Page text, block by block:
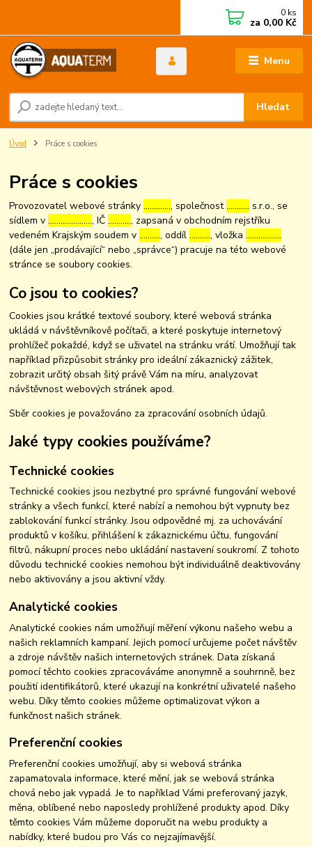
Menu
Hledat
0 ks
za 0,00 Kč
Úvod Práce s cookies
Práce s cookies
Provozovatel webové stránky…………., společnost……….. s.r.o., se
sídlem v…………………, IČ……….., zapsaná v obchodním rejstříku
vedeném Krajským soudem v………., oddíl………., vložka……………..
(dále jen „prodávající“ nebo „správce“) pracuje na této webové
stránce se soubory cookies.
Co jsou to cookies?
Cookies jsou krátké textové soubory, které webová stránka
ukládá v návštěvníkově počítači, a které poskytuje internetový
prohlížeč pokaždé, když se uživatel na stránku vrátí. Umožňují tak
například přizpůsobit stránky pro ideální zákaznický zážitek,
zobrazit určitý obsah šitý právě Vám na míru, analyzovat
návštěvnost webových stránek apod.
Sběr cookies je považováno za zpracování osobních údajů.
Jaké typy cookies používáme?
Technické cookies
Technické cookies jsou nezbytné pro správné fungování webové
stránky a všech funkcí, které nabízí a nemohou být vypnuty bez
zablokování funkcí stránky. Jsou odpovědné mj. za uchovávání
produktů v košíku, přihlášení k zákaznickému účtu, fungování
filtrů, nákupní proces nebo ukládání nastavení soukromí. Z tohoto
důvodu technické cookies nemohou být individuálně deaktivovány
nebo aktivovány a jsou aktivní vždy.
Analytické cookies
Analytické cookies nám umožňují měření výkonu našeho webu a
našich reklamních kampaní. Jejich pomocí určujeme počet návštěv
a zdroje návštěv našich internetových stránek. Data získaná
pomocí těchto cookies zpracováváme anonymně a souhrnně, bez
použití identifikátorů, které ukazují na konkrétní uživatelé našeho
webu. Díky těmto cookies můžeme optimalizovat výkon a
funkčnost našich stránek.
Preferenční cookies
Preferenční cookies umožňují, aby si webová stránka
zapamatovala informace, které mění, jak se webová stránka
chová nebo jak vypadá. Je to například Vámi preferovaný jazyk,
měna, oblíbené nebo naposledy prohlížené produkty apod. Díky
těmto cookies Vám můžeme doporučit na webu produkty a
nabídky, které budou pro Vás co nejzajímavější.